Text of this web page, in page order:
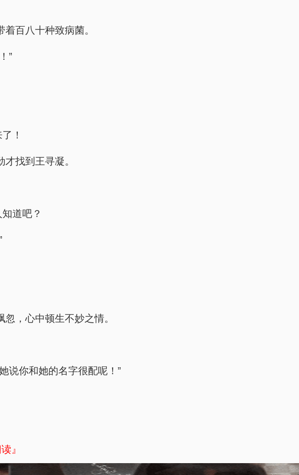
百八十种致病菌。
”
！
找到王寻凝。
道吧？
，心中顿生不妙之情。
说你和她的名字很配呢！”
』